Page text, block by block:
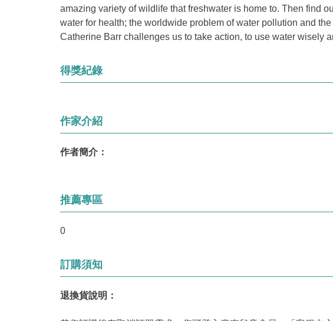
amazing variety of wildlife that freshwater is home to. Then find
water for health; the worldwide problem of water pollution and
Catherine Barr challenges us to take action, to use water wisely
得獎紀錄
作家介紹
作者簡介：
推薦專區
0
訂購須知
退換貨說明：